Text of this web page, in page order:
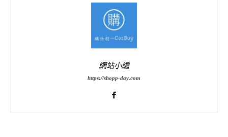
網站小編
https://shopp-day.com